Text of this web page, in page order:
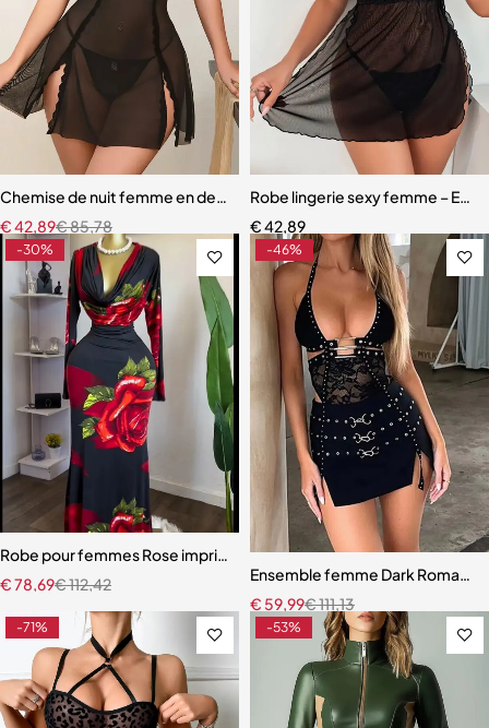
Chemise de nuit femme en dentelle transparente – Col licou,
€85,78
€42,89
Robe lingerie sexy femme –
€42,89
-30%
Robe pour femmes Rose imprimée à manches longues Pile cou
€112,42
€78,69
-46%
Ensemble femme Dark
€111,13
€ 59,99
-71% -53%